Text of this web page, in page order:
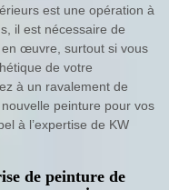
est une opération à
il est nécessaire de
en œuvre, surtout si vous
de votre
à un ravalement de
peinture pour vos
à l’expertise de KW
de peinture de